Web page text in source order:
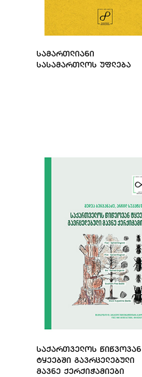
ᲡᲐᲛᲐᲠᲗᲚᲘᲐᲜᲘ
ᲡᲐᲡᲐᲛᲐᲠᲗᲚᲝᲡ ᲣᲤᲚᲔᲑᲐ
ᲡᲐᲥᲐᲠᲗᲕᲔᲚᲝᲡ ᲬᲘᲬᲕᲝᲕᲐᲜ
ᲢᲧᲔᲔᲑᲨᲘ ᲒᲐᲕᲠᲪᲔᲚᲔᲑᲣᲚᲘ
ᲛᲐᲕᲜᲔ ᲥᲔᲠᲥᲘᲭᲐᲛᲘᲔᲑᲘ